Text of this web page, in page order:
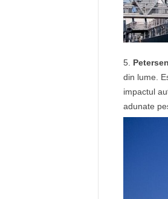
din lume.
impactul
adunate